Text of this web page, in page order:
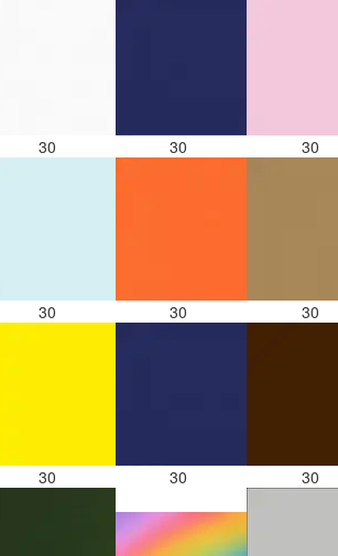
30 30 30
30 30 30
30 30 30